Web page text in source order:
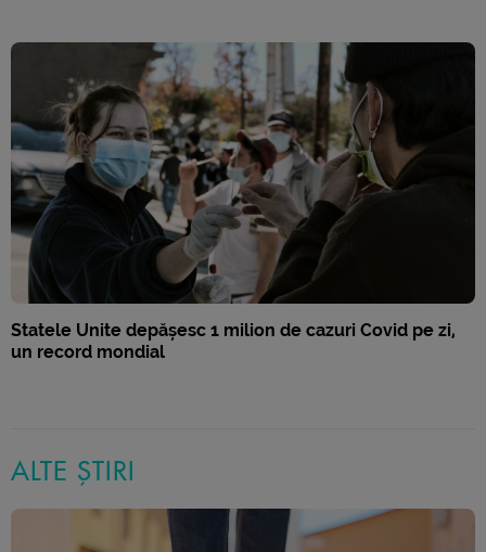
Statele Unite depășesc 1 milion de cazuri Covid pe zi,
un record mondial
ALTE ȘTIRI